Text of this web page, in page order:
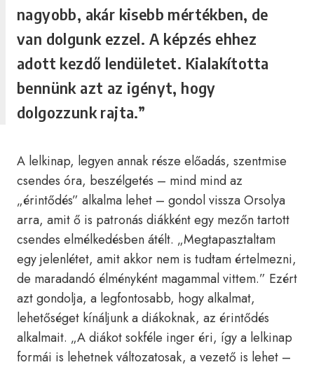
nagyobb, akár kisebb mértékben, de
van dolgunk ezzel. A képzés ehhez
adott kezdő lendületet. Kialakította
bennünk azt az igényt, hogy
dolgozzunk rajta.”
A lelkinap, legyen annak része előadás, szentmise
csendes óra, beszélgetés – mind mind az
„érintődés” alkalma lehet – gondol vissza Orsolya
arra, amit ő is patronás diákként egy mezőn tartott
csendes elmélkedésben átélt. „Megtapasztaltam
egy jelenlétet, amit akkor nem is tudtam értelmezni,
de maradandó élményként magammal vittem.” Ezért
azt gondolja, a legfontosabb, hogy alkalmat,
lehetőséget kínáljunk a diákoknak, az érintődés
alkalmait. „A diákot sokféle inger éri, így a lelkinap
formái is lehetnek változatosak, a vezető is lehet –